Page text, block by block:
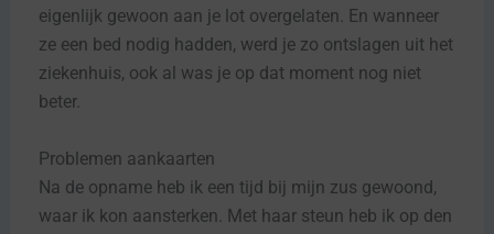
eigenlijk gewoon aan je lot overgelaten. En wanneer
ze een bed nodig hadden, werd je zo ontslagen uit het
ziekenhuis, ook al was je op dat moment nog niet
beter.
Problemen aankaarten
Na de opname heb ik een tijd bij mijn zus gewoond,
waar ik kon aansterken. Met haar steun heb ik op den